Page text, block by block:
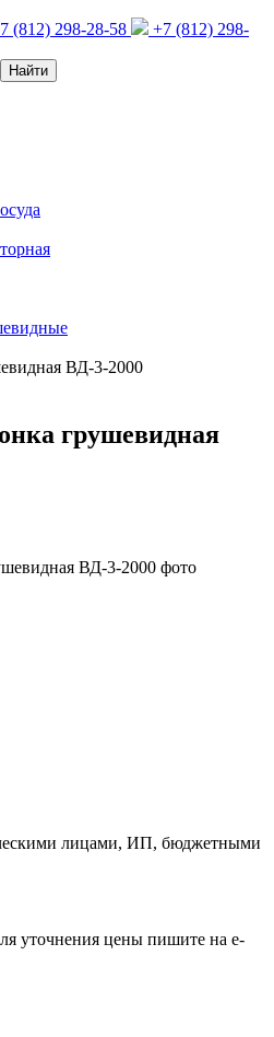
(812) 298-28-58
+7 (812) 298-
Найти
ВД-3-2000
грушевидная
лицами, ИП, бюджетными
уточнения цены пишите на e-